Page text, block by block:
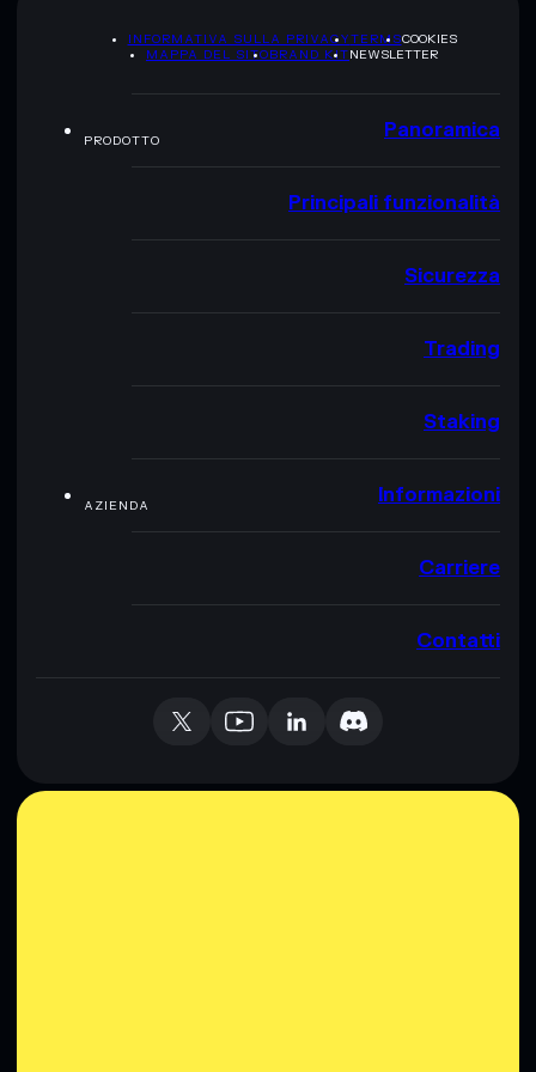
INFORMATIVA SULLA PRIVACYTERMSCOOKIES
MAPPA DEL SITOBRAND KITNEWSLETTER
PRODOTTO Panoramica
Principali funzionalità
Sicurezza
Trading
Staking
AZIENDA Informazioni
Carriere
Contatti